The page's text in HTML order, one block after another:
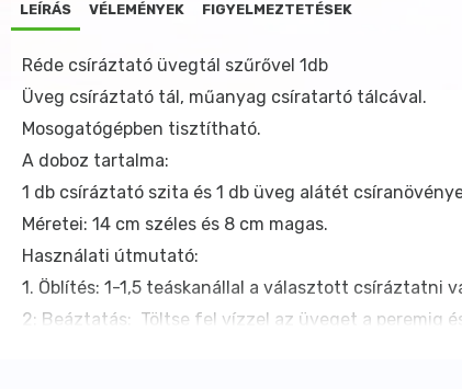
LEÍRÁS VÉLEMÉNYEK FIGYELMEZTETÉSEK
Réde csíráztató üvegtál szűrővel 1db
Üveg csíráztató tál, műanyag csíratartó tálcával.
Mosogatógépben tisztítható.
A doboz tartalma:
1 db csíráztató szita és 1 db üveg alátét
Méretei: 14 cm széles és 8 cm magas.
Használati útmutató:
1. Öblítés: 1-1,5 teáskanállal a választott csíráztatni
2: Beáztatás: Töltse fel vízzel az üveget a peremig